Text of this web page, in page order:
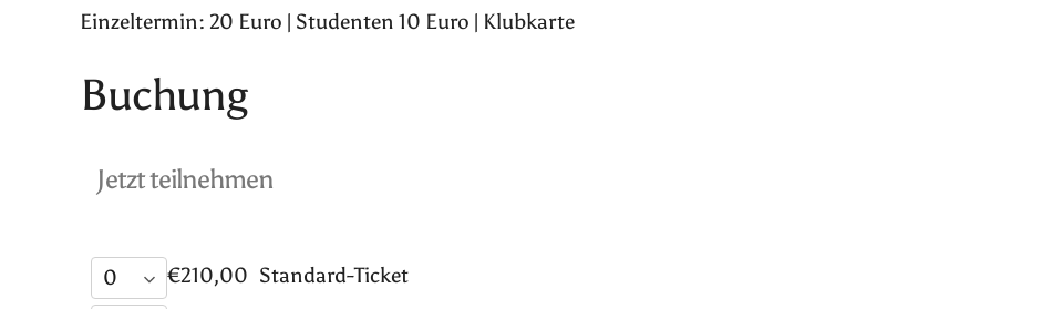
Einzeltermin: 20 Euro | Studenten 10 Euro | Klubkarte
Buchung
Jetzt teilnehmen
€210,00 Standard-Ticket